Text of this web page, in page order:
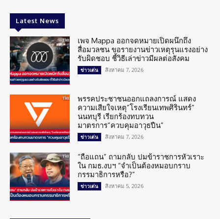
Latest News
เพจ Mappa ออกจดหมายเปิดผนึกถึง
สื่อมวลชน ขอรายงานข่าวเหตุรุนแรงอย่าง
รับผิดชอบ ชี้วิธีเล่าข่าวมีผลต่อสังคม
ข่าวเด่น สิงหาคม 7, 2026
พรรคประชาชนออกแถลงการณ์ แสดง
ความเสียใจเหตุ”โรงเรียนเทพศิรินทร์”
นนทบุรี เรียกร้องทบทวน
มาตรการ”ควบคุมอาวุธปืน”
ข่าวเด่น สิงหาคม 7, 2026
“ถือแถน” ถามกลับ ปมข้าราชการหัวเราะ
ใน กมธ.งบฯ “จำเป็นต้องหมอบกราบ
กรรมาธิการหรือ?”
ข่าวเด่น สิงหาคม 5, 2026